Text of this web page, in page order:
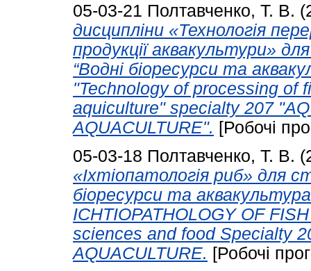
05-03-21 Полтавченко, Т. В.
дисципліни «Технологія
продукції аквакультури»
“Водні біоресурси та
"Technology of processing of
aquiculture" specialty 207
AQUACULTURE". [Робочі
05-03-18 Полтавченко, Т. В.
«Іхтіопатологія риб» для
біоресурси та
ICHTIOPATHOLOGY OF
sciences and food Specialty
AQUACULTURE. [Робочі